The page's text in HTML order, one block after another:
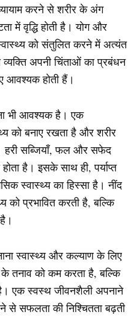
करने से शरीर के अंग
में वृद्धि होती है। योग और
को संतुलित करने में अत्यंत
अपनी चिंताओं का प्रबंधन
होती हैं।
भी आवश्यक है। एक
को बनाए रखता है और शरीर
हरी सब्जियाँ, फल और सफेद
है। इसके साथ ही, पर्याप्त
स्वास्थ्य का हिस्सा है। नींद
को प्रभावित करती है, बल्कि
स्वास्थ्य और कल्याण के लिए
तनाव को कम करता है, बल्कि
एक स्वस्थ जीवनशैली अपनाने
से सफलता की निश्चितता बढ़ती